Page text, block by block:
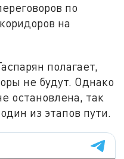
по
на
полагает,
не будут. Однако
остановлена, так
из этапов пути.